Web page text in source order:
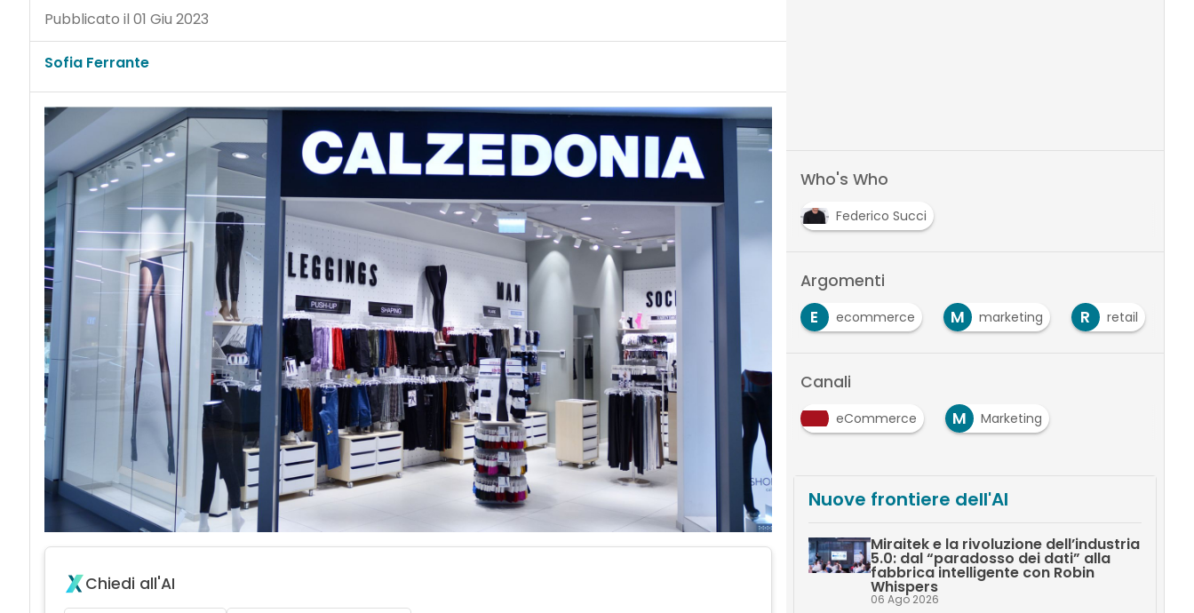
Pubblicato il 01 Giu 2023
Sofia Ferrante
Chiedi all'AI
Who's Who
Federico Succi
Argomenti
Customer Experience E ecommerce M marketing R retail
Canali
eCommerce M Marketing
Nuove frontiere dell'AI
Miraitek e la rivoluzione dell’industria
5.0: dal “paradosso dei dati” alla
fabbrica intelligente con Robin
Whispers
06 Ago 2026